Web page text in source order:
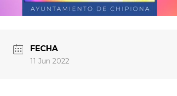
FECHA
11 Jun 2022